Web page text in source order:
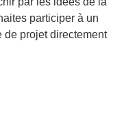
participer à un
de projet directement